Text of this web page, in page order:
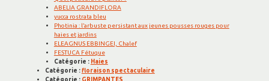
ABELIA GRANDIFLORA
yucca rostrata bleu
Photinia : l’arbuste persistant aux jeunes pousses rouges pour
haies et jardins
ELEAGNUS EBBINGEI, Chalef
FESTUCA Fétuque
Catégorie : Haies
Catégorie :floraison spectaculaire
Catégorie : GRIMPANTES